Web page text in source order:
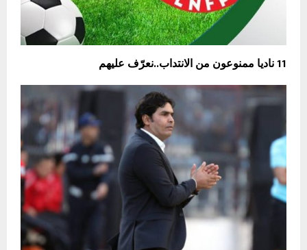
11 ناديا ممنوعون من الانتداب..نعرّف عليهم